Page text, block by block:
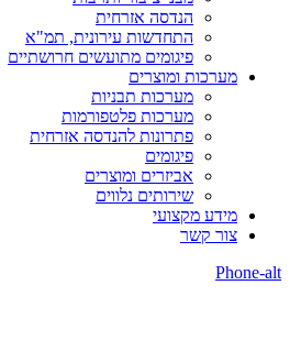
הנדסה אזרחית
התחדשות עירונית, תמ"א
פיגומים מתועשים חרושתיים
מערכות ומוצרים
מערכות תבניות
מערכות פלטפורמות
פתרונות להנדסה אזרחית
פיגומים
אביזרים ומוצרים
שירותים נלווים
מידע מקצועי
צור קשר
Phone-alt